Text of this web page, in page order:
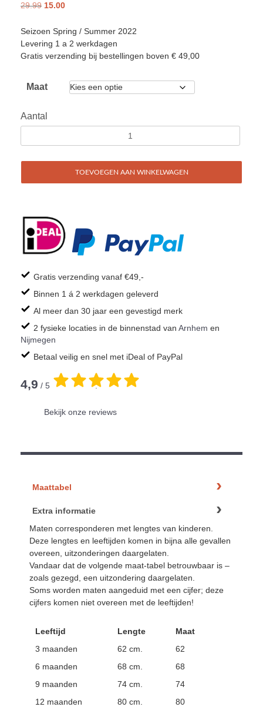
29.99 15.00
Seizoen Spring / Summer 2022
Levering 1 a 2 werkdagen
Gratis verzending bij bestellingen boven € 49,00
Maat
Aantal
TOEVOEGEN AAN WINKELWAGEN
Gratis verzending vanaf €49,-
Binnen 1 á 2 werkdagen geleverd
Al meer dan 30 jaar een gevestigd merk
2 fysieke locaties in de binnenstad van Arnhem en
Nijmegen
Betaal veilig en snel met iDeal of PayPal
4,9 / 5 .
Bekijk onze reviews
Maattabel
Extra informatie
Maten corresponderen met lengtes van kinderen.
Deze lengtes en leeftijden komen in bijna alle gevallen
overeen, uitzonderingen daargelaten.
Vandaar dat de volgende maat-tabel betrouwbaar is –
zoals gezegd, een uitzondering daargelaten.
Soms worden maten aangeduid met een cijfer; deze
cijfers komen niet overeen met de leeftijden!
Leeftijd Lengte
Maat
3 maanden
62 cm.
62
6 maanden
68 cm.
68
9 maanden
74 cm.
74
12 maanden
80 cm. 80